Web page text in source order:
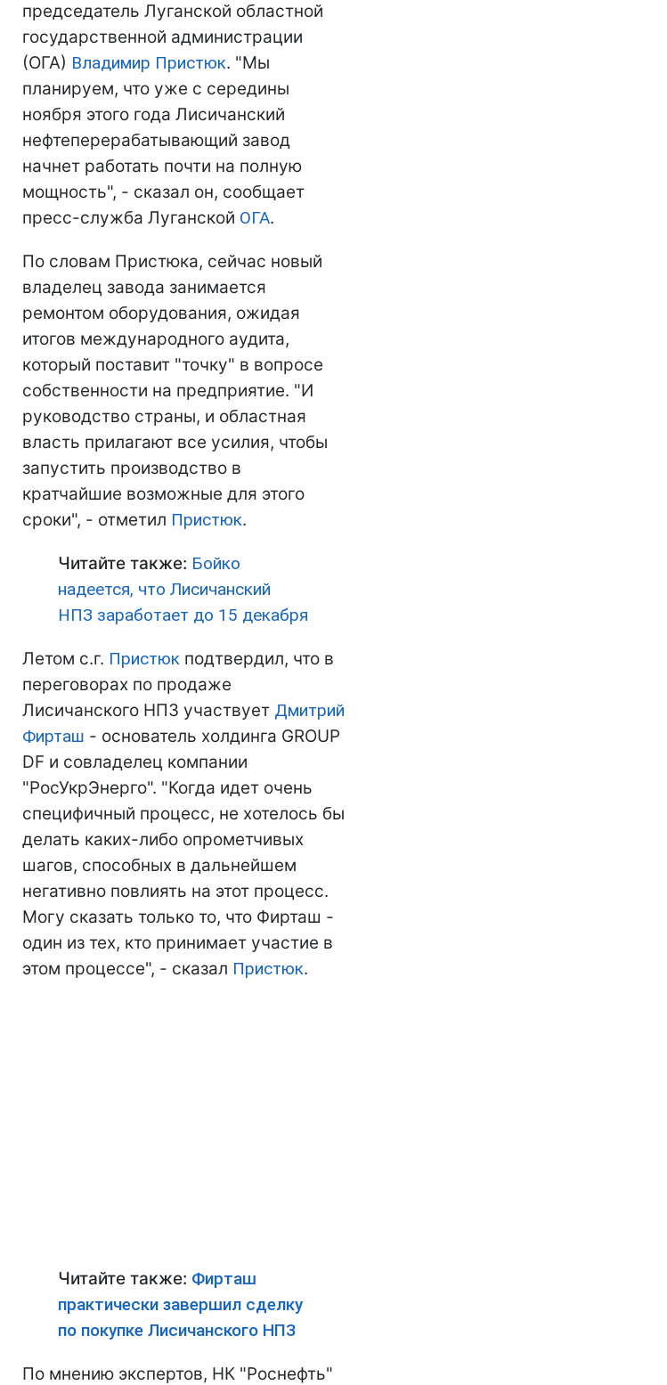
председатель Луганской областной
государственной администрации
(ОГА) Владимир Пристюк. "Мы
планируем, что уже с середины
ноября этого года Лисичанский
нефтеперерабатывающий завод
начнет работать почти на полную
мощность", - сказал он, сообщает
пресс-служба Луганской ОГА.
По словам Пристюка, сейчас новый
владелец завода занимается
ремонтом оборудования, ожидая
итогов международного аудита,
который поставит "точку" в вопросе
собственности на предприятие. "И
руководство страны, и областная
власть прилагают все усилия, чтобы
запустить производство в
кратчайшие возможные для этого
сроки", - отметил Пристюк.
Читайте также: Бойко
надеется, что Лисичанский
НПЗ заработает до 15 декабря
Летом с.г. Пристюк подтвердил, что в
переговорах по продаже
Лисичанского НПЗ участвует Дмитрий
Фирташ - основатель холдинга GROUP
DF и совладелец компании
"РосУкрЭнерго". "Когда идет очень
специфичный процесс, не хотелось бы
делать каких-либо опрометчивых
шагов, способных в дальнейшем
негативно повлиять на этот процесс.
Могу сказать только то, что Фирташ -
один из тех, кто принимает участие в
этом процессе", - сказал Пристюк.
Читайте также: Фирташ
практически завершил сделку
по покупке Лисичанского НПЗ
По мнению экспертов, НК "Роснефть"